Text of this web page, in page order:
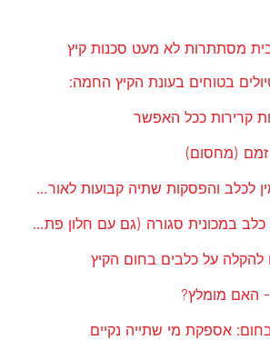
מסתתרות לא מעט סכנות קיץ
בטוחים בעונת הקיץ החמה:
קרירות ככל האפשר
זמם (מחסום)
דאגו למקור שתיה זמין לכלב והפסקות שתיה קבועות לאורך הטיול
אף פעם לא להשאיר כלב במכונית סגורה (גם עם חלון פתוח)
להקלה על כלבים בחום הקיץ
האם מומלץ?
אספקת מי שתייה נקיים